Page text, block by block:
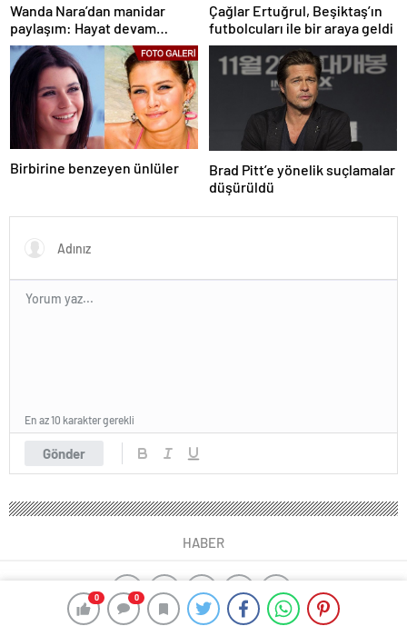
0 0
Wanda Nara’dan manidar
paylaşım: Hayat devam
ediyor ve bazen güçlü değilim
Çağlar Ertuğrul, Beşiktaş’ın
futbolcuları ile bir araya geldi
Birbirine benzeyen ünlüler
Brad Pitt’e yönelik suçlamalar
düşürüldü
Gönder
En az 10 karakter gerekli
HABER
yangın algılama sistemleri Kayseri çıkışlı Karadeniz Turu